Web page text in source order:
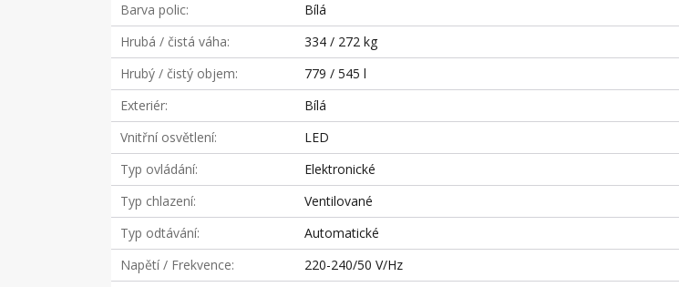
Barva polic
Bílá
Hrubá / čistá váha
334 / 272 kg
Hrubý / čistý objem
779 / 545 l
Exteriér
Bílá
Vnitřní osvětlení
LED
Typ ovládání
Elektronické
Typ chlazení
Ventilované
Typ odtávání
Automatické
Napětí / Frekvence
220-240/50 V/Hz